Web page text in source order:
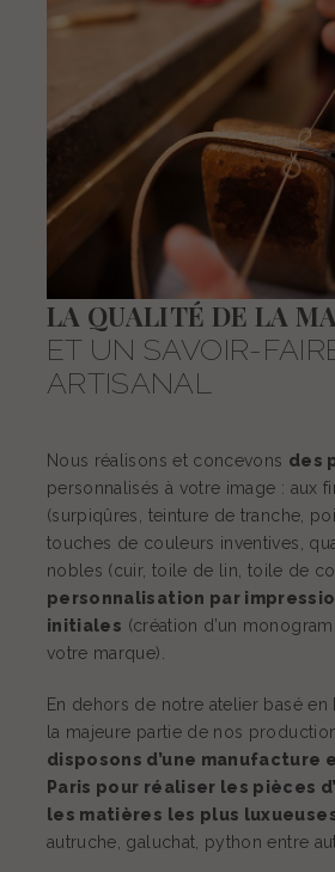
LA QUALITÉ DE LA
ET UN SAVOIR-
ARTISANAL
Nous réalisons et concevons des
personnalisés à votre image : aux
(surpiqûres, teinture de tranche,
touches de couleurs inventives,
nobles (cuir, toile de lin, toile de
personnalisation par
initiales (création d’un
votre marque).
En dehors de notre atelier basé en
la majeure partie de nos
disposons d’une manufacture
Paris pour réaliser les pièces
les matières les plus
autruche, galuchat, python entre